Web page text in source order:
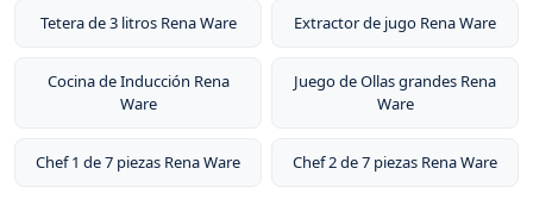
Tetera de 3 litros Rena Ware Extractor de jugo Rena Ware
Cocina de Inducción Rena
Ware
Juego de Ollas grandes Rena
Ware
Chef 1 de 7 piezas Rena Ware Chef 2 de 7 piezas Rena Ware